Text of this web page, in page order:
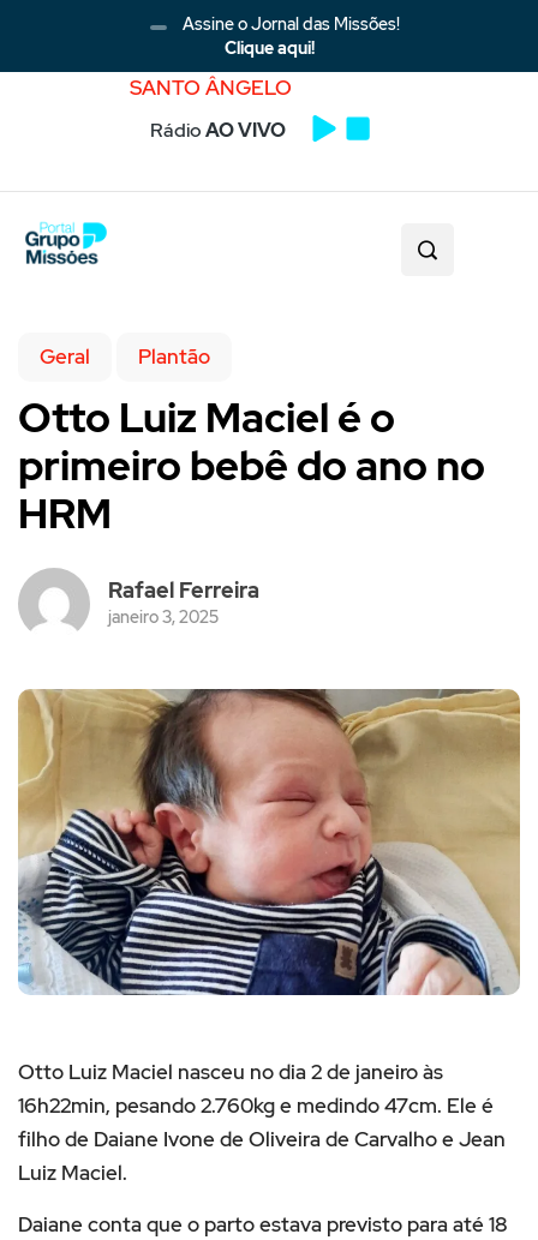
Assine o Jornal das Missões!
Clique aqui!
SANTO ÂNGELO
RádioAO VIVO
Geral Plantão
Otto Luiz Maciel é o
primeiro bebê do ano no
HRM
Rafael Ferreira
janeiro 3, 2025
Otto Luiz Maciel nasceu no dia 2 de janeiro às
16h22min, pesando 2.760kg e medindo 47cm. Ele é
filho de Daiane Ivone de Oliveira de Carvalho e Jean
Luiz Maciel.
Daiane conta que o parto estava previsto para até 18